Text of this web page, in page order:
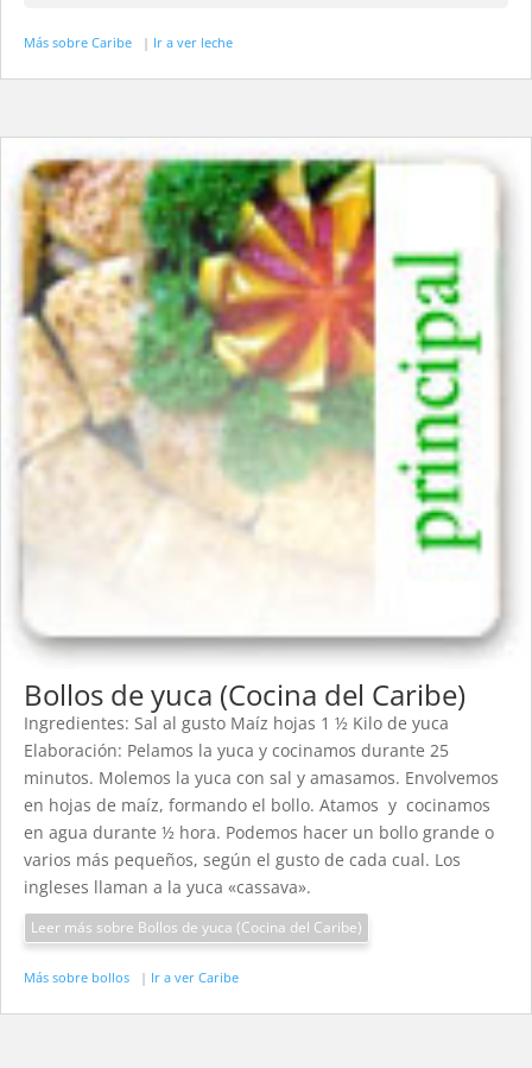
Más sobre Caribe | Ir a ver leche
Bollos de yuca (Cocina del Caribe)
Ingredientes: Sal al gusto Maíz hojas 1 ½ Kilo de yuca
Elaboración: Pelamos la yuca y cocinamos durante 25
minutos. Molemos la yuca con sal y amasamos. Envolvemos
en hojas de maíz, formando el bollo. Atamos y cocinamos
en agua durante ½ hora. Podemos hacer un bollo grande o
varios más pequeños, según el gusto de cada cual. Los
ingleses llaman a la yuca «cassava».
Leer más sobre Bollos de yuca (Cocina del Caribe)
Más sobre bollos | Ir a ver Caribe